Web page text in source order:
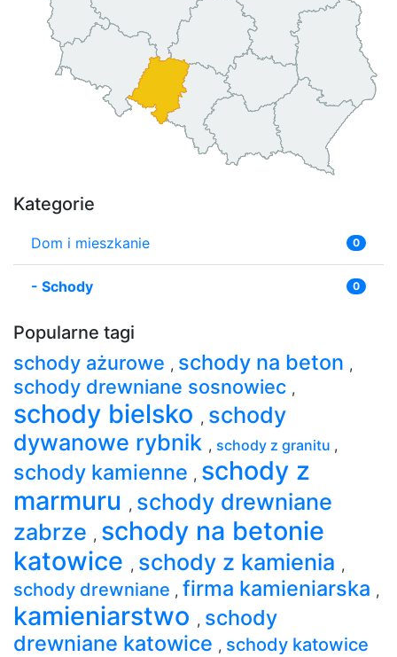
Kategorie
Dom i mieszkanie 0
- Schody 0
Popularne tagi
schody ażurowe , schody na beton ,
schody drewniane sosnowiec ,
schody bielsko , schody
dywanowe rybnik , schody z granitu ,
schody kamienne , schody z
marmuru , schody drewniane
zabrze , schody na betonie
katowice , schody z kamienia ,
schody drewniane , firma kamieniarska ,
kamieniarstwo , schody
drewniane katowice , schody katowice